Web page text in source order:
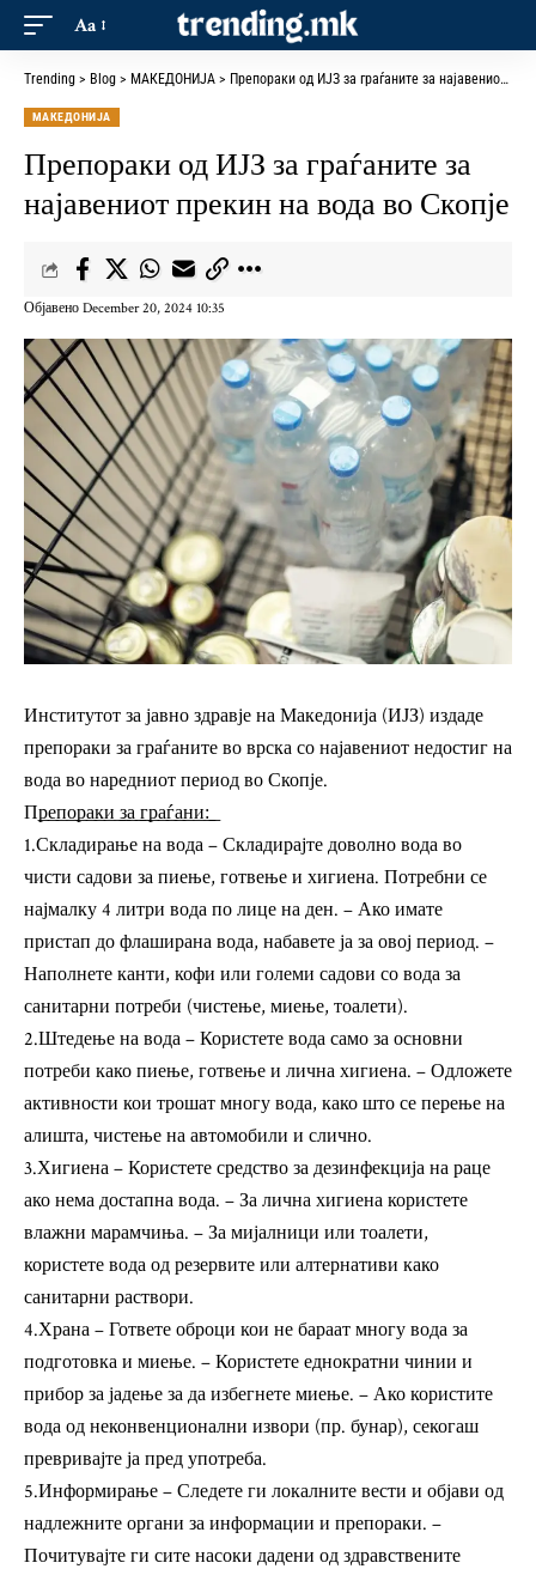
Aa
Trending > Blog > МАКЕДОНИЈА > Препораки од ИЈЗ за граѓаните за најавениот прекин на вода во Скопје
МАКЕДОНИЈА
Препораки од ИЈЗ за граѓаните за
најавениот прекин на вода во Скопје
Објавено December 20, 2024 10:35
Институтот за јавно здравје на Македонија (ИЈЗ) издаде
препораки за граѓаните во врска со најавениот недостиг на
вода во наредниот период во Скопје.
П͟р͟е͟п͟о͟р͟а͟к͟и͟ ͟з͟а͟ ͟г͟р͟а͟ѓ͟а͟н͟и͟:͟
1.Складирање на вода – Складирајте доволно вода во
чисти садови за пиење, готвење и хигиена. Потребни се
најмалку 4 литри вода по лице на ден. – Ако имате
пристап до флаширана вода, набавете ја за овој период. –
Наполнете канти, кофи или големи садови со вода за
санитарни потреби (чистење, миење, тоалети).
2.Штедење на вода – Користете вода само за основни
потреби како пиење, готвење и лична хигиена. – Одложете
активности кои трошат многу вода, како што се перење на
алишта, чистење на автомобили и слично.
3.Хигиена – Користете средство за дезинфекција на раце
ако нема достапна вода. – За лична хигиена користете
влажни марамчиња. – За мијалници или тоалети,
користете вода од резервите или алтернативи како
санитарни раствори.
4.Храна – Гответе оброци кои не бараат многу вода за
подготовка и миење. – Користете еднократни чинии и
прибор за јадење за да избегнете миење. – Ако користите
вода од неконвенционални извори (пр. бунар), секогаш
превривајте ја пред употреба.
5.Информирање – Следете ги локалните вести и објави од
надлежните органи за информации и препораки. –
Почитувајте ги сите насоки дадени од здравствените